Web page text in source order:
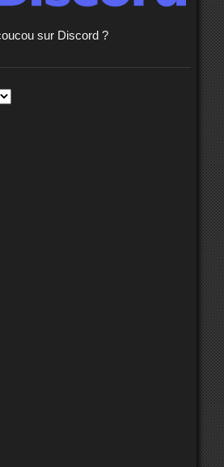
sur Discord ?